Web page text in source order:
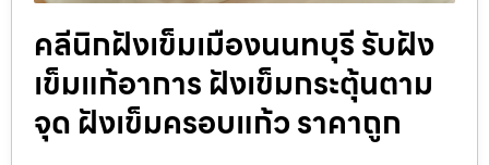
คลีนิกฝังเข็มเมืองนนทบุรี รับฝัง
เข็มแก้อาการ ฝังเข็มกระตุ้นตาม
จุด ฝังเข็มครอบแก้ว ราคาถูก